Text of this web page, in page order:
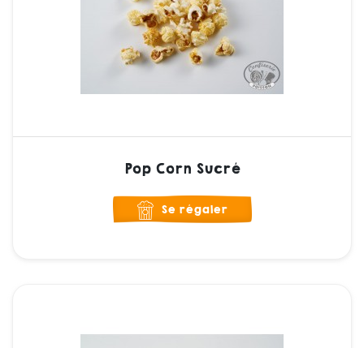
Pop Corn Sucré
Se régaler